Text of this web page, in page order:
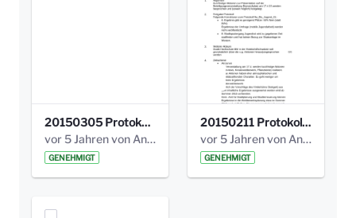
20150305 Protokoll Bismarckplatz _UrbanG_01.pdf
vor 5 Jahren von Anni Schlumberger
GENEHMIGT
20150211 Protokoll Bismarckplatz_Jugend_02b.pdf
vor 5 Jahren von Anni Schlumberger
GENEHMIGT